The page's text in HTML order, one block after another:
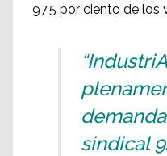
97,5 por ciento de los
sindical